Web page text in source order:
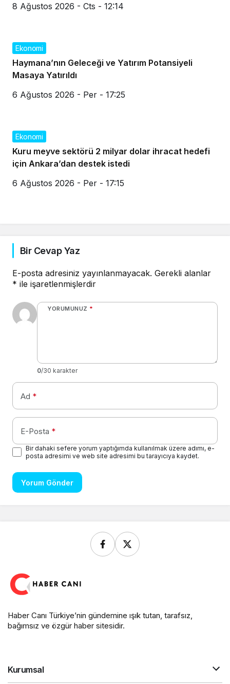
8 Ağustos 2026 - Cts - 12:14
Ekonomi
Haymana’nın Geleceği ve Yatırım Potansiyeli
Masaya Yatırıldı
6 Ağustos 2026 - Per - 17:25
Ekonomi
Kuru meyve sektörü 2 milyar dolar ihracat hedefi
için Ankara’dan destek istedi
6 Ağustos 2026 - Per - 17:15
Bir Cevap Yaz
E-posta adresiniz yayınlanmayacak. Gerekli alanlar
* ile işaretlenmişlerdir
YORUMUNUZ *
0/30 karakter
Ad *
E-Posta *
Bir dahaki sefere yorum yaptığımda kullanılmak üzere adımı, e-
posta adresimi ve web site adresimi bu tarayıcıya kaydet.
Yorum Gönder
Haber Canı Türkiye’nin gündemine ışık tutan, tarafsız,
bağımsız ve özgür haber sitesidir.
Kurumsal